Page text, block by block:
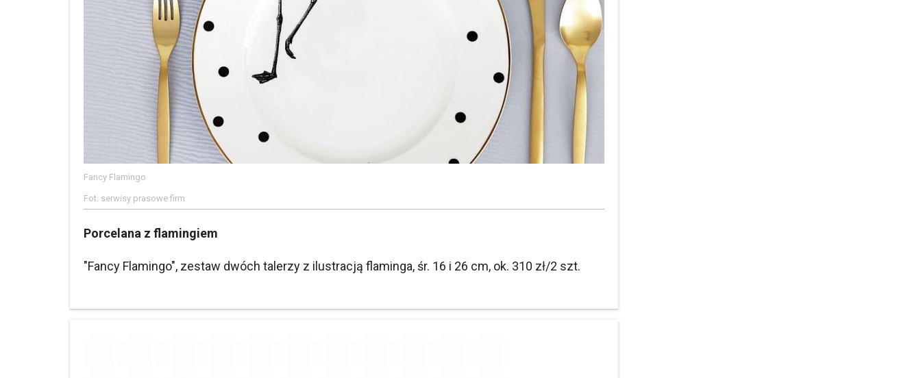
Fancy Flamingo
Fot. serwisy prasowe firm
Porcelana z flamingiem
"Fancy Flamingo", zestaw dwóch talerzy z ilustracją flaminga, śr. 16 i 26 cm, ok. 310 zł/2 szt.